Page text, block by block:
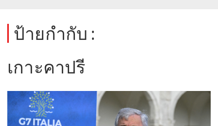
ป้ายกำกับ :
เกาะคาปรี